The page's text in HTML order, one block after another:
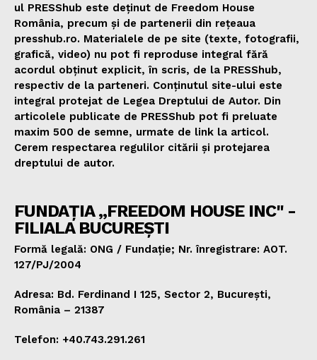
ul PRESShub este deținut de Freedom House
România, precum și de partenerii din rețeaua
presshub.ro. Materialele de pe site (texte, fotografii,
grafică, video) nu pot fi reproduse integral fără
acordul obținut explicit, în scris, de la PRESShub,
respectiv de la parteneri. Conținutul site-ului este
integral protejat de Legea Dreptului de Autor. Din
articolele publicate de PRESShub pot fi preluate
maxim 500 de semne, urmate de link la articol.
Cerem respectarea regulilor citării și protejarea
dreptului de autor.
FUNDAȚIA „FREEDOM HOUSE INC" -
FILIALA BUCUREȘTI
Formă legală: ONG / Fundație; Nr. înregistrare: AOT.
127/PJ/2004
Adresa: Bd. Ferdinand I 125, Sector 2, București,
România – 21387
Telefon: +40.743.291.261